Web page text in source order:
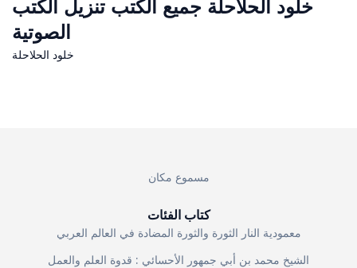
خلود الحلاحلة جميع الكتب تنزيل الكتب
الصوتية
خلود الحلاحلة
مسموع مكان
كتاب الفئات
معمودية النار الثورة والثورة المضادة في العالم العربي
الشيخ محمد بن أبي جمهور الأحسائي : قدوة العلم والعمل